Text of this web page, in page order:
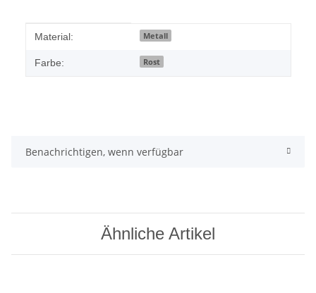
Produkteigenschaft
Wert
Material: Metall
Farbe: Rost
Benachrichtigen, wenn verfügbar
Ähnliche Artikel